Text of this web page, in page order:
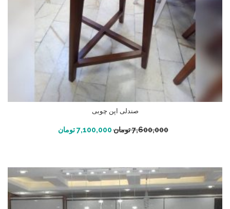
صندلی اپن چوبی
7,600,000تومان 7,100,000 تومان افزودن به سبد خرید